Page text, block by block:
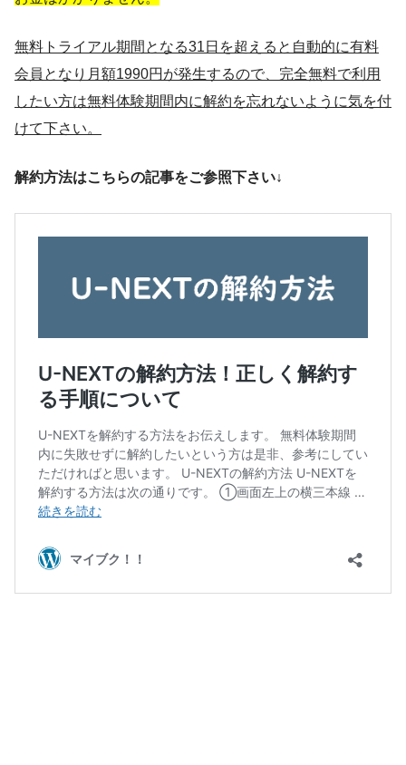
無料トライアル期間となる31日を超えると自動的に有料
会員となり月額1990円が発生するので、完全無料で利用
したい方は無料体験期間内に解約を忘れないように気を付
けて下さい。
解約方法はこちらの記事をご参照下さい↓